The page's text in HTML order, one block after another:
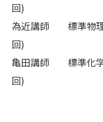
回)
為近講師 標準
回)
亀田講師 標準
回)